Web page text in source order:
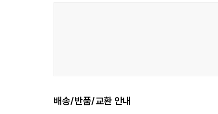
배송/반품/교환 안내